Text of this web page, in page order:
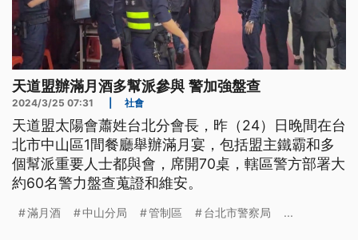
天道盟辦滿月酒多幫派參與 警加強盤查
2024/3/25 07:31 社會
天道盟太陽會蕭姓台北分會長，昨（24）日晚間在台
北市中山區1間餐廳舉辦滿月宴，包括盟主鐵霸和多
個幫派重要人士都與會，席開70桌，轄區警方部署大
約60名警力盤查蒐證和維安。
滿月酒 中山分局 管制區 台北市警察局 ...